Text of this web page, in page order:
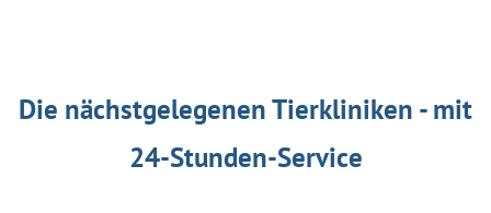
Die nächstgelegenen Tierkliniken - mit
24-Stunden-Service